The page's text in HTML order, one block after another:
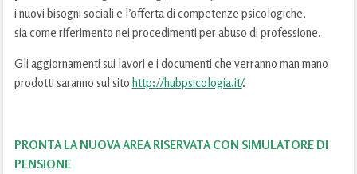
i nuovi bisogni sociali e l’offerta di competenze psicologiche,
sia come riferimento nei procedimenti per abuso di professione.
Gli aggiornamenti sui lavori e i documenti che verranno man mano
prodotti saranno sul sito http://hubpsicologia.it/.
PRONTA LA NUOVA AREA RISERVATA CON SIMULATORE DI
PENSIONE